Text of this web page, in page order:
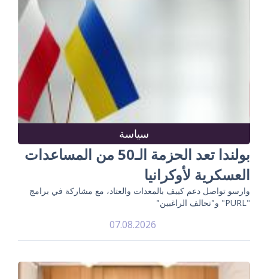
سياسة
بولندا تعد الحزمة الـ50 من المساعدات
العسكرية لأوكرانيا
وارسو تواصل دعم كييف بالمعدات والعتاد، مع مشاركة في برامج
"PURL" و"تحالف الراغبين"
07.08.2026